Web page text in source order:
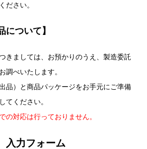
ださい。
について】
きましては、お預かりのうえ、製造委託
調べいたします。
品）と商品パッケージをお手元にご準備
てください。
の対応は行っておりません。
入力フォーム